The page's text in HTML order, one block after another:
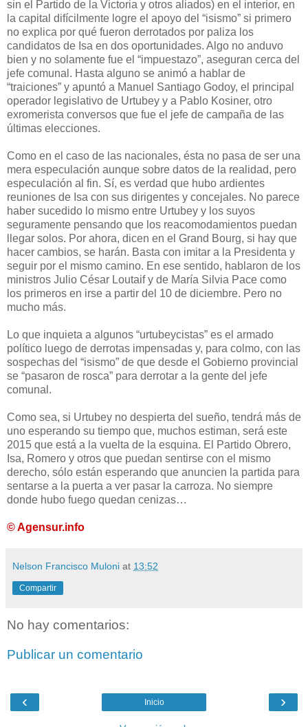
sin el Partido de la Victoria y otros aliados) en el interior, en
la capital difícilmente logre el apoyo del “isismo” si primero
no explica por qué fueron derrotados por paliza los
candidatos de Isa en dos oportunidades. Algo no anduvo
bien y no solamente fue el “impuestazo”, aseguran cerca del
jefe comunal. Hasta alguno se animó a hablar de
“traiciones” y apuntó a Manuel Santiago Godoy, el principal
operador legislativo de Urtubey y a Pablo Kosiner, otro
exromerista conversos que fue el jefe de campaña de las
últimas elecciones.
Como en el caso de las nacionales, ésta no pasa de ser una
mera especulación aunque sobre datos de la realidad, pero
especulación al fin. Sí, es verdad que hubo ardientes
reuniones de Isa con sus dirigentes y concejales. No parece
haber sucedido lo mismo entre Urtubey y los suyos
seguramente pensando que los reacomodamientos puedan
llegar solos. Por ahora, dicen en el Grand Bourg, si hay que
hacer cambios, se harán. Basta con imitar a la Presidenta y
seguir por el mismo camino. En ese sentido, hablaron de los
ministros Julio César Loutaif y de María Silvia Pace como
los primeros en irse a partir del 10 de diciembre. Pero no
mucho más.
Lo que inquieta a algunos “urtubeycistas” es el armado
político luego de derrotas impensadas y, para colmo, con las
sospechas del “isismo” de que desde el Gobierno provincial
se “pasaron de rosca” para derrotar a la gente del jefe
comunal.
Como sea, si Urtubey no despierta del sueño, tendrá más de
uno esperando su tiempo que, muchos estiman, será este
2015 que está a la vuelta de la esquina. El Partido Obrero,
Isa, Romero y otros que puedan sentirse con el mismo
derecho, sólo están esperando que anuncien la partida para
sentarse a la puerta a ver pasar la carroza. No siempre
donde hubo fuego quedan cenizas…
© Agensur.info
Nelson Francisco Muloni at 13:52
Compartir
No hay comentarios:
Publicar un comentario
‹ ›
Inicio